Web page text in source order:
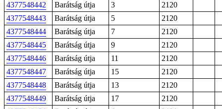
4377548442
Barátság útja 3
2120
4377548443
Barátság útja 5
2120
4377548444
Barátság útja 7
2120
4377548445
Barátság útja 9
2120
4377548446
Barátság útja 11
2120
4377548447
Barátság útja 15
2120
4377548448
Barátság útja 13
2120
4377548449
Barátság útja 17
2120